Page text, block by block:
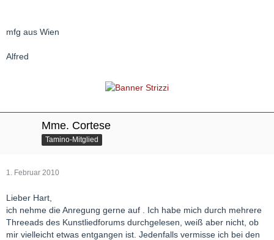
mfg aus Wien
Alfred
Mme. Cortese
Tamino-Mitglied
1. Februar 2010
Lieber Hart,
ich nehme die Anregung gerne auf . Ich habe mich durch mehrere
Threeads des Kunstliedforums durchgelesen, weiß aber nicht, ob
mir vielleicht etwas entgangen ist. Jedenfalls vermisse ich bei den